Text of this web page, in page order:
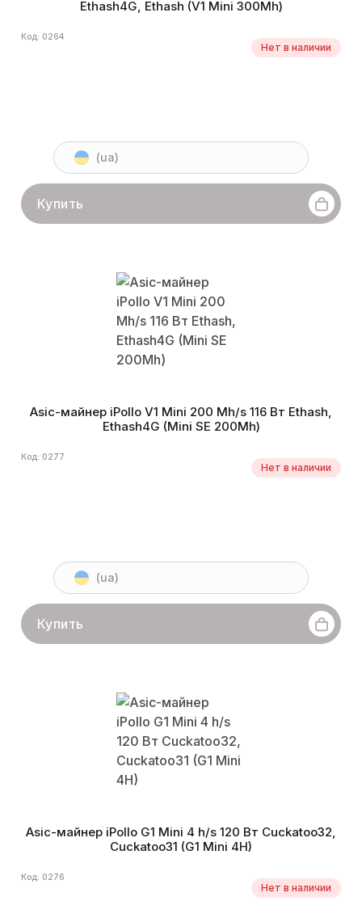
Ethash4G, Ethash (V1 Mini 300Mh)
Код: 0264
Нет в наличии
(ua)
Купить
Asic-майнер iPollo V1 Mini 200 Mh/s 116 Вт Ethash,
Ethash4G (Mini SE 200Mh)
Код: 0277
Нет в наличии
(ua)
Купить
Asic-майнер iPollo G1 Mini 4 h/s 120 Вт Cuckatoo32,
Cuckatoo31 (G1 Mini 4H)
Код: 0276
Нет в наличии